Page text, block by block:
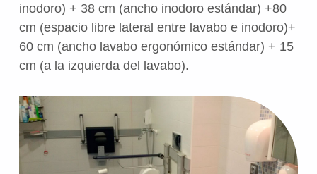
inodoro) + 38 cm (ancho inodoro estándar) +80
cm (espacio libre lateral entre lavabo e inodoro)+
60 cm (ancho lavabo ergonómico estándar) + 15
cm (a la izquierda del lavabo).